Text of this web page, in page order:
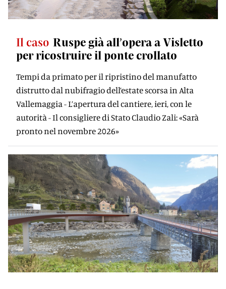
Il caso Ruspe già all’opera a Visletto
per ricostruire il ponte crollato
Tempi da primato per il ripristino del manufatto
distrutto dal nubifragio dell’estate scorsa in Alta
Vallemaggia - L’apertura del cantiere, ieri, con le
autorità - Il consigliere di Stato Claudio Zali: «Sarà
pronto nel novembre 2026»